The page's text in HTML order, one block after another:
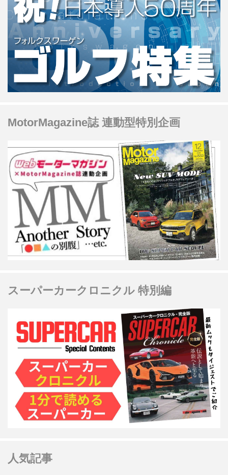
MotorMagazine誌 連動型特別企画
スーパーカークロニクル 特別編
人気記事